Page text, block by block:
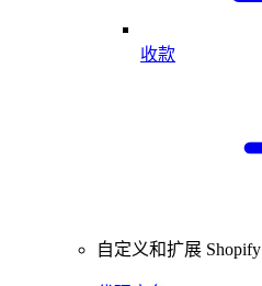
收款
自定义和扩展 Shopify